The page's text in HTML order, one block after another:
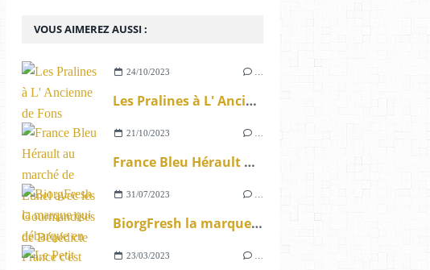
VOUS AIMEREZ AUSSI :
24/10/2023
Les Pralines à L' Ancienne de Fons
21/10/2023
France Bleu Hérault au marché de Lunel avec les Gourmandises de Bénédicte
31/07/2023
BiorgFresh la marque qui débarque en France c'est nos portes monnaies qui seront contents
23/03/2023